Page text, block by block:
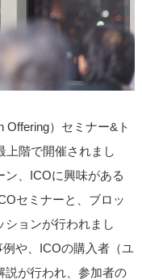
Offering）セミナー&ト
上階で開催されまし
ン、ICOに興味がある
セミナーと、ブロッ
ションが行われまし
や、ICOの購入者（ユ
説が行われ、参加者の